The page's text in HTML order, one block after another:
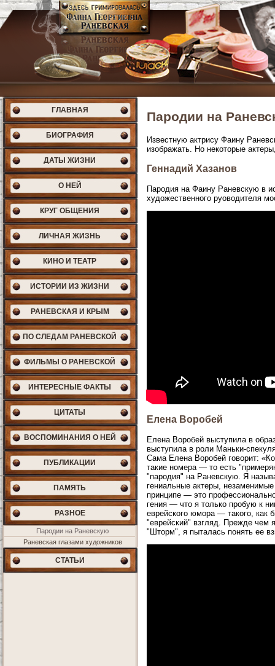
ГЛАВНАЯ
БИОГРАФИЯ
ДАТЫ ЖИЗНИ
О НЕЙ
КРУГ ОБЩЕНИЯ
ЛИЧНАЯ ЖИЗНЬ
КИНО И ТЕАТР
ИСТОРИИ ИЗ ЖИЗНИ
РАНЕВСКАЯ И КРЫМ
ПО СЛЕДАМ РАНЕВСКОЙ
ФИЛЬМЫ О РАНЕВСКОЙ
ИНТЕРЕСНЫЕ ФАКТЫ
ЦИТАТЫ
ВОСПОМИНАНИЯ О НЕЙ
ПУБЛИКАЦИИ
ПАМЯТЬ
РАЗНОЕ
Пародии на Раневскую
Раневская глазами художников
СТАТЬИ
Пародии на
Известную актрису Фаину
изображать. Но некоторые
Геннадий Хазанов
Пародия на Фаину Раневскую в
художественного руоводителя
Елена Воробей
Елена Воробей выступила в
выступила в роли Маньки-
Сама Елена Воробей говорит:
такие номера — то есть
"пародия" на Раневскую. Я
гениальные актеры,
принципе — это
гения — что я только пробую к
еврейского юмора — такого,
"еврейский" взгляд. Прежде чем
"Шторм", я пыталась понять ее